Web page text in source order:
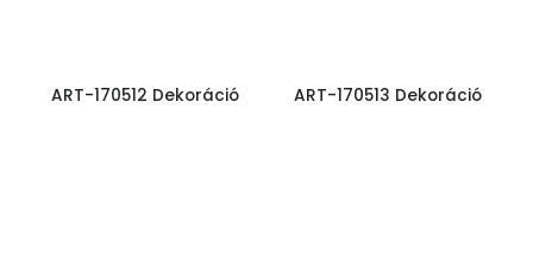
ART-170512 Dekoráció ART-170513 Dekoráció